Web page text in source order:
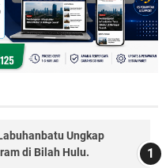
Ungkap
di Bilah Hulu.